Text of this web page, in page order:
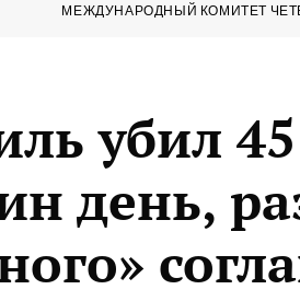
МЕЖДУНАРОДНЫЙ КОМИТЕТ
убил
день,